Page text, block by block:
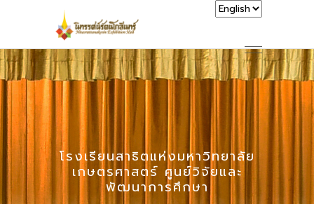
โรงเรียนสาธิตแห่งมหาวิทยาลัย
เกษตรศาสตร์ ศูนย์วิจัยและ
พัฒนาการศึกษา